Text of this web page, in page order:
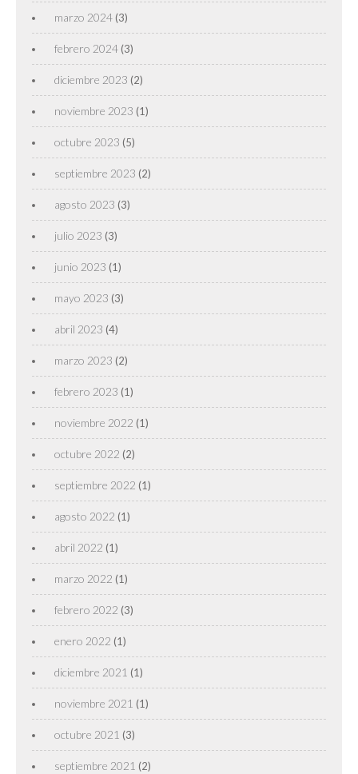
marzo 2024 (3)
febrero 2024 (3)
diciembre 2023 (2)
noviembre 2023 (1)
octubre 2023 (5)
septiembre 2023 (2)
agosto 2023 (3)
julio 2023 (3)
junio 2023 (1)
mayo 2023 (3)
abril 2023 (4)
marzo 2023 (2)
febrero 2023 (1)
noviembre 2022 (1)
octubre 2022 (2)
septiembre 2022 (1)
agosto 2022 (1)
abril 2022 (1)
marzo 2022 (1)
febrero 2022 (3)
enero 2022 (1)
diciembre 2021 (1)
noviembre 2021 (1)
octubre 2021 (3)
septiembre 2021 (2)